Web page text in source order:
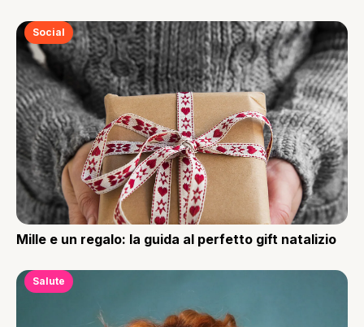
Social
Mille e un regalo: la guida al perfetto gift natalizio
Salute